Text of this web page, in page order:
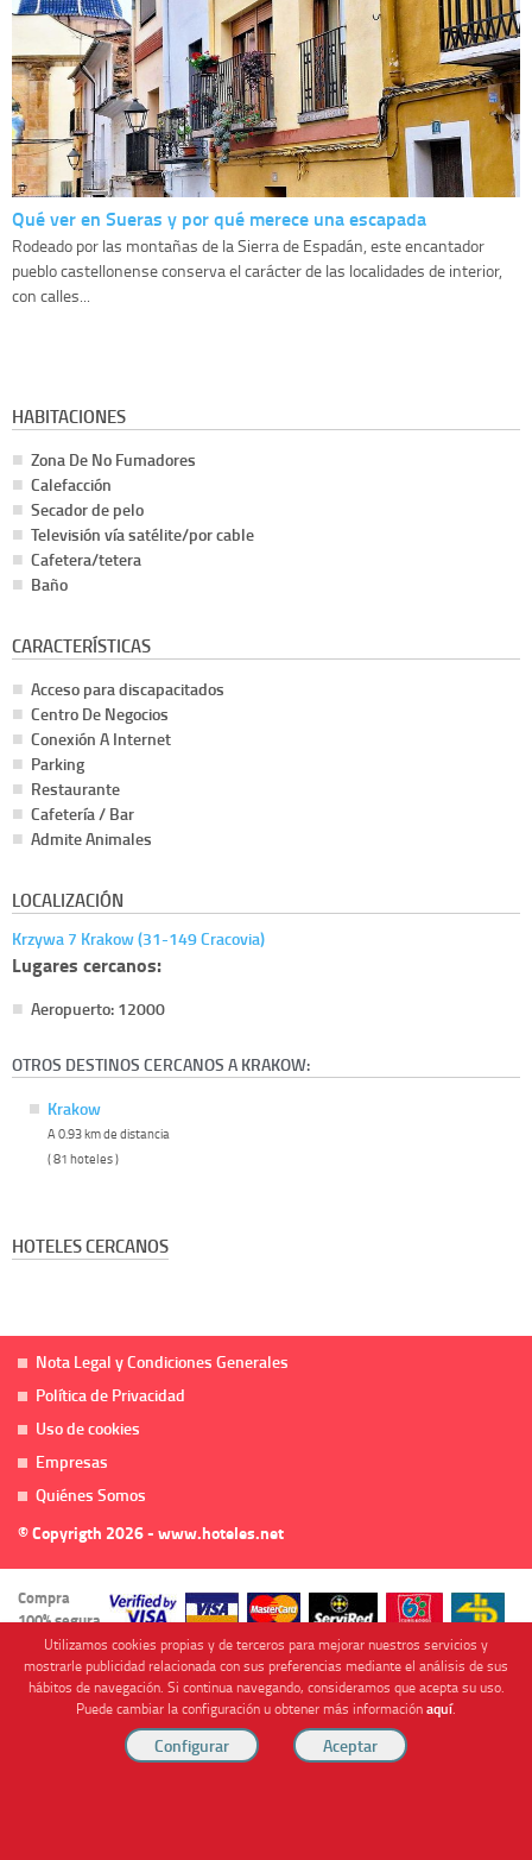
Qué ver en Sueras y por qué merece una escapada
Rodeado por las montañas de la Sierra de Espadán, este encantador
pueblo castellonense conserva el carácter de las localidades de interior,
con calles...
HABITACIONES
Zona De No Fumadores
Calefacción
Secador de pelo
Televisión vía satélite/por cable
Cafetera/tetera
Baño
CARACTERÍSTICAS
Acceso para discapacitados
Centro De Negocios
Conexión A Internet
Parking
Restaurante
Cafetería / Bar
Admite Animales
LOCALIZACIÓN
Krzywa 7 Krakow (31-149 Cracovia)
Lugares cercanos:
Aeropuerto: 12000
OTROS DESTINOS CERCANOS A KRAKOW:
Krakow
A 0.93 km de distancia
( 81 hoteles )
HOTELES CERCANOS
Nota Legal y Condiciones Generales
Política de Privacidad
Uso de cookies
Empresas
Quiénes Somos
© Copyrigth 2026 - www.hoteles.net
Compra
100% segura
Cofinanciado por
Utilizamos cookies propias y de terceros para mejorar nuestros servicios y
mostrarle publicidad relacionada con sus preferencias mediante el análisis de sus
hábitos de navegación. Si continua navegando, consideramos que acepta su uso.
Puede cambiar la configuración u obtener más informaciónaquí.